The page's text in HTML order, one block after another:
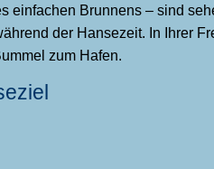
einfachen Brunnens – sind
der Hansezeit. In Ihrer
zum Hafen.